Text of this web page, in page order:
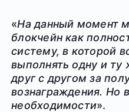
«На данный момент
блокчейн как
систему, в которой
выполнять одну и ту
друг с другом за
вознаграждения. Но
необходимости».